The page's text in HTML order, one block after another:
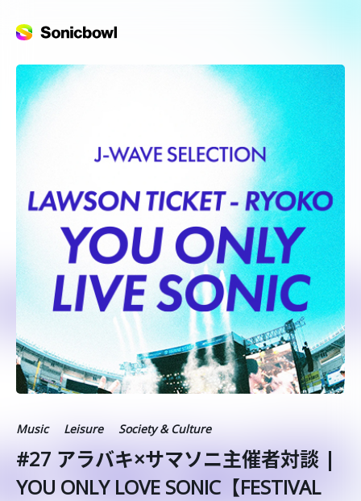
Music Leisure Society & Culture
#27 アラバキ×サマソニ主催者対談 |
YOU ONLY LOVE SONIC【FESTIVAL